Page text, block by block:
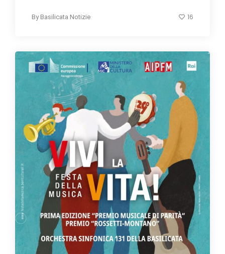
By Basilicata Notizie 16